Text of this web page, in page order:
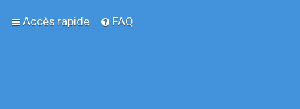
Accès rapide FAQ